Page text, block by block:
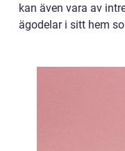
kan även vara av
ägodelar i sitt hem